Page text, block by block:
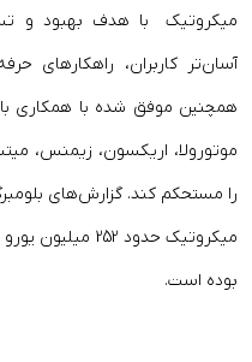
میکروتیک با هدف بهبود و
آسان‌تر کاربران، راهکارهای
همچنین موفق شده با همکاری
موتورولا، اریکسون، زیمنس،
بوده است.